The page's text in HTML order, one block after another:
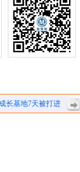
长基地7天被打进